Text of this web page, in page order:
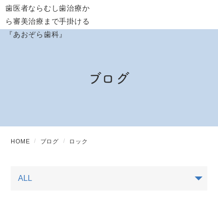
ブログ
HOME ブログ ロック